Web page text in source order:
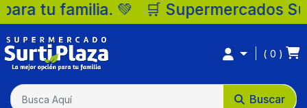
Surtiplaza, la mejor
Buscar
0